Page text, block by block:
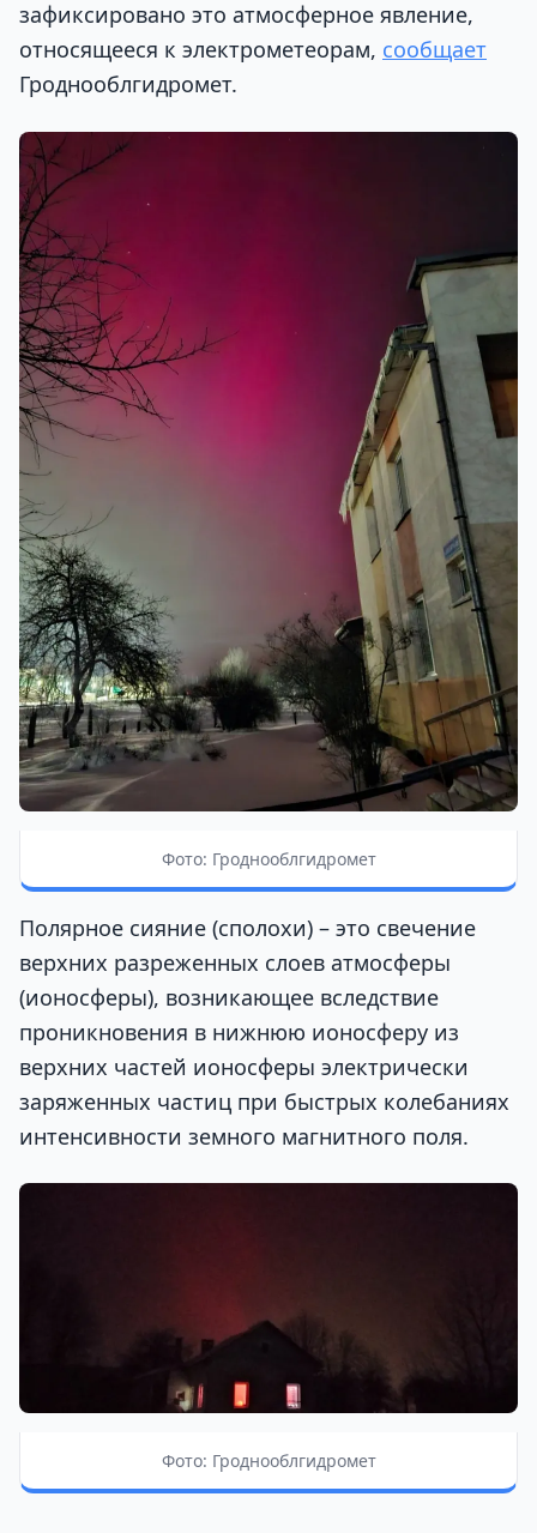
зафиксировано это атмосферное явление,
относящееся к электрометеорам, сообщает
Гроднооблгидромет.
Фото: Гроднооблгидромет
Полярное сияние (сполохи) – это свечение
верхних разреженных слоев атмосферы
(ионосферы), возникающее вследствие
проникновения в нижнюю ионосферу из
верхних частей ионосферы электрически
заряженных частиц при быстрых колебаниях
интенсивности земного магнитного поля.
Фото: Гроднооблгидромет